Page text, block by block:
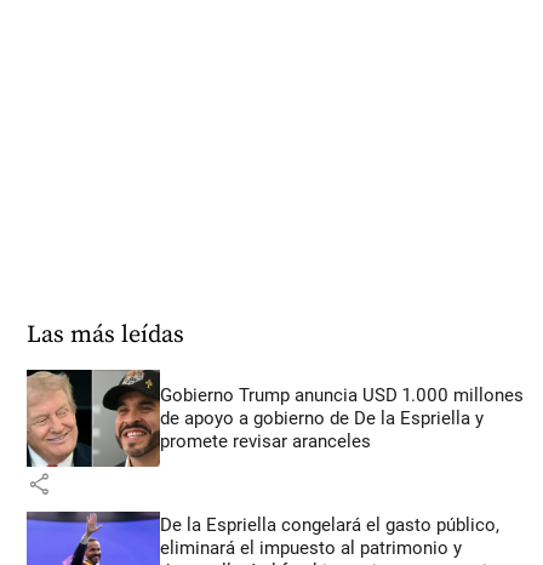
Las más leídas
Gobierno Trump anuncia USD 1.000 millones
de apoyo a gobierno de De la Espriella y
promete revisar aranceles
share
De la Espriella congelará el gasto público,
eliminará el impuesto al patrimonio y